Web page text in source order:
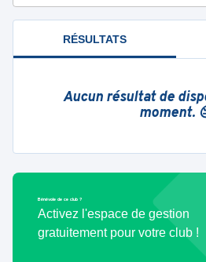
RÉSULTATS
Aucun résultat de
moment.
Bénévole de ce club ?
Activez l'espace de gestion
gratuitement pour votre club !